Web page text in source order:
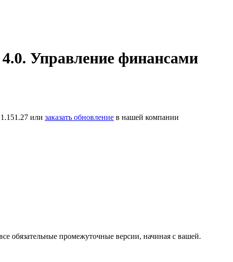
Управление финансами
или заказать обновление в нашей компании
обязательные промежуточные версии, начиная с вашей.